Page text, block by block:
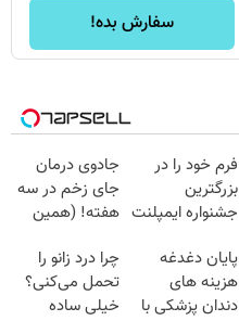
سفارش بده!
فرم خود را در
بزرگترین
جشنواره ایمپلنت
فقط ۲۵ میلیون
جادوی درمان
جای زخم در سه
هفته! (همین
صحبت کنید)
پایان دغدغه
هزینه های
دندان پزشکی با
چرا درد زانو را
تحمل می‌کنی؟
خیلی ساده